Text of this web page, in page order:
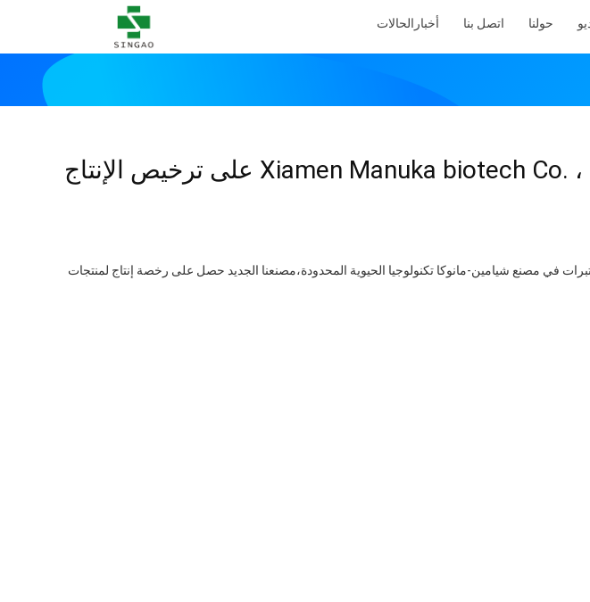
حولنا اتصل بنا أخبار الحالات
في مصنع شيامين-مانوكا تكنولوجيا الحيوية المحدودة،مصنعنا الجديد حصل على رخصة إنتاج لمنتجات